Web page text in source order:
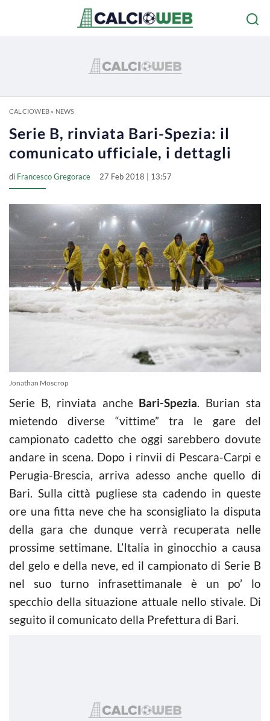
CALCIOWEB» NEWS
Serie B, rinviata Bari-Spezia: il
comunicato ufficiale, i dettagli
di Francesco Gregorace 27 Feb 2018 | 13:57
Jonathan Moscrop
Serie B, rinviata anche Bari-Spezia. Burian sta
mietendo diverse “vittime” tra le gare del
campionato cadetto che oggi sarebbero dovute
andare in scena. Dopo i rinvii di Pescara-Carpi e
Perugia-Brescia, arriva adesso anche quello di
Bari. Sulla città pugliese sta cadendo in queste
ore una fitta neve che ha sconsigliato la disputa
della gara che dunque verrà recuperata nelle
prossime settimane. L’Italia in ginocchio a causa
del gelo e della neve, ed il campionato di Serie B
nel suo turno infrasettimanale è un po’ lo
specchio della situazione attuale nello stivale. Di
seguito il comunicato della Prefettura di Bari.